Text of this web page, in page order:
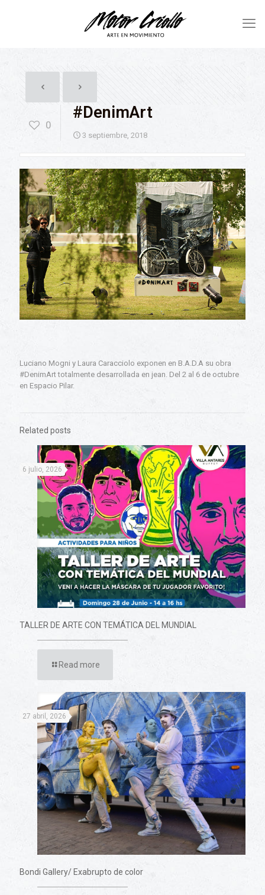
0
#DenimArt
3 septiembre, 2018
Luciano Mogni y Laura Caracciolo exponen en B.A.D.A su obra
#DenimArt totalmente desarrollada en jean. Del 2 al 6 de octubre
en Espacio Pilar.
Related posts
6 julio, 2026
TALLER DE ARTE CON TEMÁTICA DEL MUNDIAL
Read more
27 abril, 2026
Bondi Gallery/ Exabrupto de color